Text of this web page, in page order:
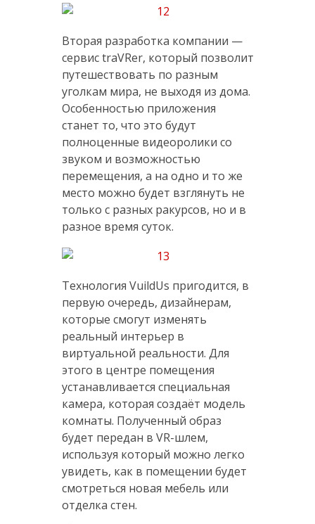
Вторая разработка компании —
сервис traVRer, который позволит
путешествовать по разным
уголкам мира, не выходя из дома.
Особенностью приложения
станет то, что это будут
полноценные видеоролики со
звуком и возможностью
перемещения, а на одно и то же
место можно будет взглянуть не
только с разных ракурсов, но и в
разное время суток.
Технология VuildUs пригодится, в
первую очередь, дизайнерам,
которые смогут изменять
реальный интерьер в
виртуальной реальности. Для
этого в центре помещения
устанавливается специальная
камера, которая создаёт модель
комнаты. Полученный образ
будет передан в VR-шлем,
используя который можно легко
увидеть, как в помещении будет
смотреться новая мебель или
отделка стен.